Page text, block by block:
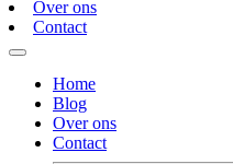
Over ons
Contact
Home
Blog
Over ons
Contact